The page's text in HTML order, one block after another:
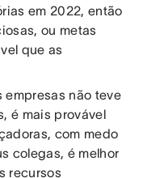
em 2022, então
ou metas
que as
empresas não teve
é mais provável
com medo
colegas, é melhor
recursos